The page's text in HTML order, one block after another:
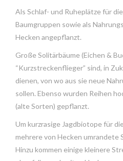
Als Schlaf- und Ruheplätze für
Baumgruppen sowie als
Hecken angepflanzt.
Große Solitärbäume (Eichen &
“Kurzstreckenflieger” sind, in
dienen, von wo aus sie neue
sollen. Ebenso wurden Reihen
(alte Sorten) gepflanzt.
Um kurzrasige Jagdbiotope für
mehrere von Hecken
Hinzu kommen einige kleinere